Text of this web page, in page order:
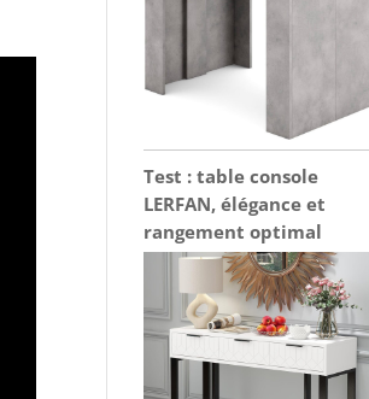
Test : table console
LERFAN, élégance et
rangement optimal